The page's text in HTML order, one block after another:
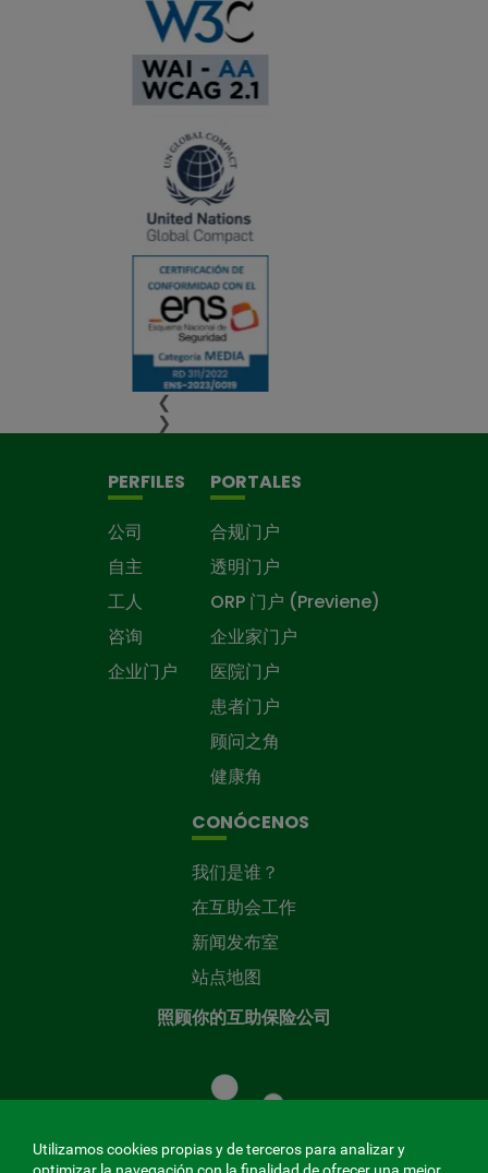
❮
❯
PERFILES
公司
自主
工人
咨询
企业门户
PORTALES
合规门户
透明门户
ORP 门户 (Previene)
企业家门户
医院门户
患者门户
顾问之角
健康角
CONÓCENOS
我们是谁？
在互助会工作
新闻发布室
站点地图
照顾你的互助保险公司
共
Utilizamos cookies propias y de terceros para analizar y